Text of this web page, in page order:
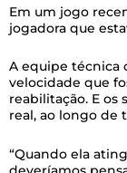
Em um jogo
jogadora que
A equipe técnica
velocidade que
reabilitação. E os
real, ao longo de
“Quando ela